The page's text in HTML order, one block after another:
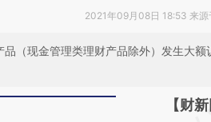
2021年09月08日 18:53 来源
品（现金管理类理财产品除外）发生大
请务必在
【财